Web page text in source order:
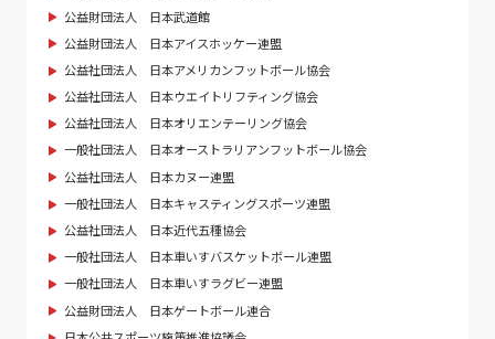
公益財団法人 日本武道館
公益財団法人 日本アイスホッケー連盟
公益社団法人 日本アメリカンフットボール協会
公益社団法人 日本ウエイトリフティング協会
公益社団法人 日本オリエンテーリング協会
一般社団法人 日本オーストラリアンフットボール協会
公益社団法人 日本カヌー連盟
一般社団法人 日本キャスティングスポーツ連盟
公益社団法人 日本近代五種協会
一般社団法人 日本車いすバスケットボール連盟
一般社団法人 日本車いすラグビー連盟
公益財団法人 日本ゲートボール連合